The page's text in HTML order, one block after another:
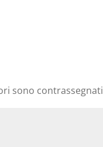
sono contrassegnati